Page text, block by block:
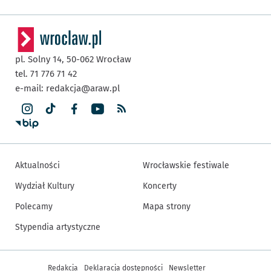
pl. Solny 14, 50-062 Wrocław
tel. 71 776 71 42
e-mail: redakcja@araw.pl
Aktualności
Wydział Kultury
Polecamy
Stypendia artystyczne
Wrocławskie festiwale
Koncerty
Mapa strony
Inne informacje
Redakcja Deklaracja dostępności Newsletter